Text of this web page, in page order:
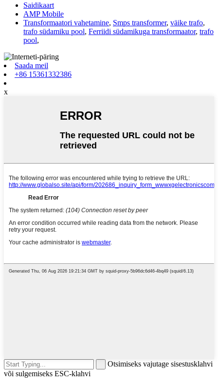
Saidikaart
AMP Mobile
Transformaatori vahetamine, Smps transformer, väike trafo,
trafo südamiku pool, Ferriidi südamikuga transformaator, trafo
pool,
Saada meil
+86 15361332386
x
Otsimiseks vajutage sisestusklahvi
või sulgemiseks ESC-klahvi